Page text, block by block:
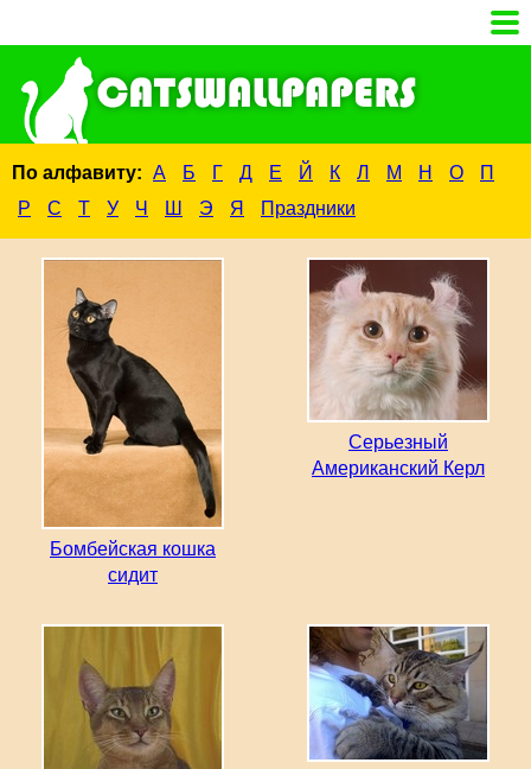
По алфавиту: А Б Г Д Е Й К Л М Н О
П
Р
С Т У Ч Ш Э Я Праздники
Бомбейская кошка
сидит
Серьезный
Американский Керл